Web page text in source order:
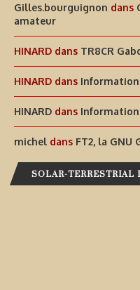
Gilles.bourguignon dans
amateur
HINARD dans TR8CR
HINARD dans
HINARD dans
michel dans FT2, la GNU
SOLAR-TERRESTRIAL